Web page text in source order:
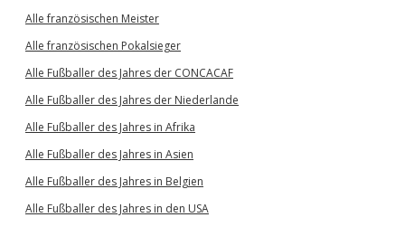
Alle französischen Meister
Alle französischen Pokalsieger
Alle Fußballer des Jahres der CONCACAF
Alle Fußballer des Jahres der Niederlande
Alle Fußballer des Jahres in Afrika
Alle Fußballer des Jahres in Asien
Alle Fußballer des Jahres in Belgien
Alle Fußballer des Jahres in den USA